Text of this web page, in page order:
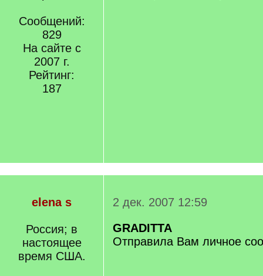
Сообщений:
829
На сайте с
2007 г.
Рейтинг:
187
elena s
Россия; в
настоящее
время США.
2 дек. 2007 12:59
GRADITTA
Отправила Вам личное